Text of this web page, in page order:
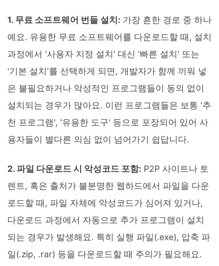
1. 무료 소프트웨어 번들 설치: 가장 흔한 경로 중 하나
예요. 유용한 무료 소프트웨어를 다운로드할 때, 설치
과정에서 '사용자 지정 설치' 대신 '빠른 설치' 또는
'기본 설치'를 선택하게 되면, 개발자가 함께 끼워 넣
은 불필요하거나 악성적인 프로그램들이 동의 없이
설치되는 경우가 많아요. 이런 프로그램들은 보통 '추
천 프로그램', '유용한 도구' 등으로 포장되어 있어 사
용자들이 별다른 의심 없이 넘어가기 쉽답니다.
2. 파일 다운로드 시 악성코드 포함: P2P 사이트나 토
렌트, 혹은 출처가 불분명한 웹하드에서 파일을 다운
로드할 때, 파일 자체에 악성코드가 심어져 있거나,
다운로드 과정에서 자동으로 추가 프로그램이 설치
되는 경우가 발생해요. 특히 실행 파일(.exe), 압축 파
일(.zip, .rar) 등을 다운로드할 때 주의가 필요해요.